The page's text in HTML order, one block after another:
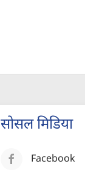
सोसल मिडिया
Facebook